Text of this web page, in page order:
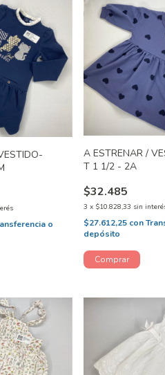
o
A ESTRENAR /
T 1 1/2 - 2A
$32.485
3 x $10.828,33 sin
$27.612,25 con
depósito